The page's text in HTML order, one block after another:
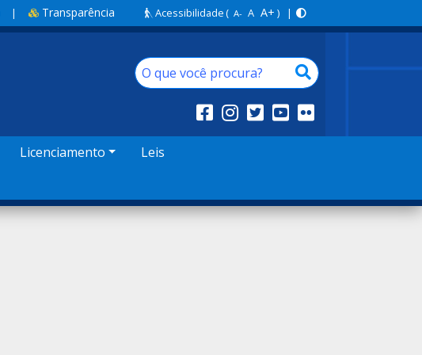
| Transparência Acessibilidade( A- A A+ ) |
Licenciamento
Leis